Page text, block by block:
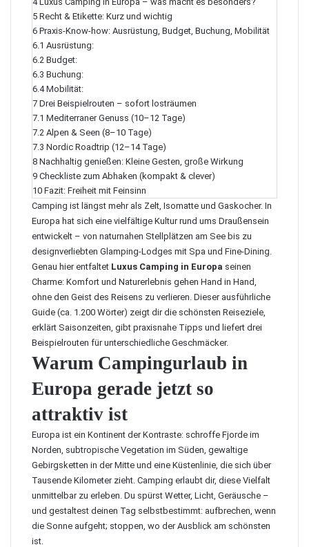
5 Recht & Etikette: Kurz und wichtig
6 Praxis-Know-how: Ausrüstung, Budget, Buchung, Mobilität
6.1 Ausrüstung:
6.2 Budget:
6.3 Buchung:
6.4 Mobilität:
7 Drei Beispielrouten – sofort losträumen
7.1 Mediterraner Genuss (10–12 Tage)
7.2 Alpen & Seen (8–10 Tage)
7.3 Nordic Roadtrip (12–14 Tage)
8 Nachhaltig genießen: Kleine Gesten, große Wirkung
9 Checkliste zum Abhaken (kompakt & clever)
10 Fazit: Freiheit mit Feinsinn
Camping ist längst mehr als Zelt, Isomatte und Gaskocher. In
Europa hat sich eine vielfältige Kultur rund ums Draußensein
entwickelt – von naturnahen Stellplätzen am See bis zu
designverliebten Glamping-Lodges mit Spa und Fine-Dining.
Genau hier entfaltet Luxus Camping in Europa seinen
Charme: Komfort und Naturerlebnis gehen Hand in Hand,
ohne den Geist des Reisens zu verlieren. Dieser ausführliche
Guide (ca. 1.200 Wörter) zeigt dir die schönsten Reiseziele,
erklärt Saisonzeiten, gibt praxisnahe Tipps und liefert drei
Beispielrouten für unterschiedliche Geschmäcker.
Warum Campingurlaub in
Europa gerade jetzt so
attraktiv ist
Europa ist ein Kontinent der Kontraste: schroffe Fjorde im
Norden, subtropische Vegetation im Süden, gewaltige
Gebirgsketten in der Mitte und eine Küstenlinie, die sich über
Tausende Kilometer zieht. Camping erlaubt dir, diese Vielfalt
unmittelbar zu erleben. Du spürst Wetter, Licht, Geräusche –
und gestaltest deinen Tag selbstbestimmt: aufbrechen, wenn
die Sonne aufgeht; stoppen, wo der Ausblick am schönsten
ist.